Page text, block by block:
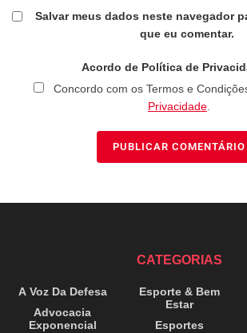
Salvar meus dados neste navegador
que eu comentar.
Acordo de Política de
Concordo com os Termos e
Privacidade
CATEGORIAS
A Voz Da Defesa
Advocacia
Exponencial
Esporte & Bem
Estar
Esportes